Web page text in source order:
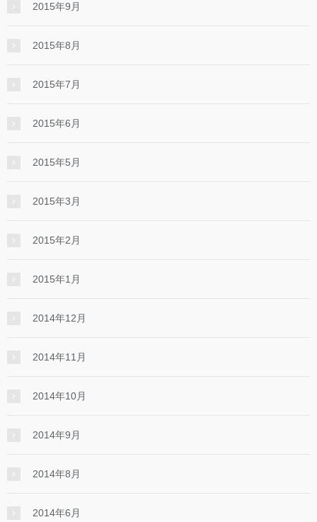
2015年9月
2015年8月
2015年7月
2015年6月
2015年5月
2015年3月
2015年2月
2015年1月
2014年12月
2014年11月
2014年10月
2014年9月
2014年8月
2014年6月